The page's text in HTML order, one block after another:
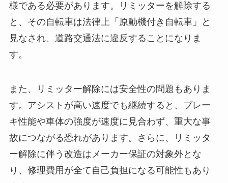
様である必要があります。リミッターを解除する
と、その自転車は法律上「原動機付き自転車」と
見なされ、道路交通法に違反することになりま
す。
また、リミッター解除には安全性の問題もありま
す。アシストが高い速度でも継続すると、ブレー
キ性能や車体の強度が速度に見合わず、重大な事
故につながる恐れがあります。さらに、リミッタ
ー解除に伴う改造はメーカー保証の対象外とな
り、修理費用が全て自己負担になる可能性もあり